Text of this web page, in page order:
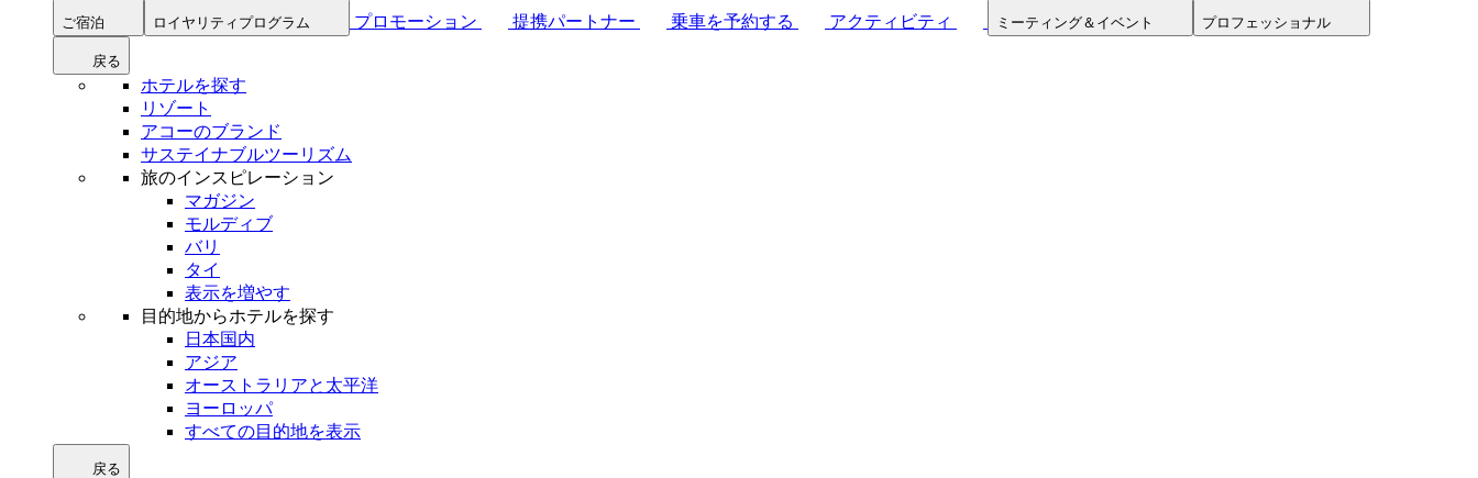
ご宿泊 ロイヤリティプログラム プロモーション 提携パートナー 乗車を予約する アクティビティ ミーティング＆イベント プロフェッショナル
戻る
ホテルを探す
リゾート
アコーのブランド
サステイナブルツーリズム
旅のインスピレーション
マガジン
モルディブ
バリ
タイ
表示を増やす
目的地からホテルを探す
日本国内
アジア
オーストラリアと太平洋
ヨーロッパ
すべての目的地を表示
戻る